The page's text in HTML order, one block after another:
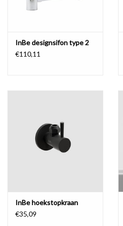
InBe designsifon type 2
€110,11
InBe hoekstopkraan
€35,09